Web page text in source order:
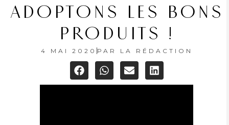
ADOPTONS LES BONS
PRODUITS !
4 MAI 2020 PAR LA RÉDACTION